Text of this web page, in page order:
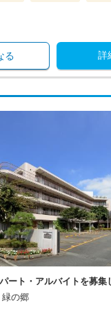
詳
る
ート・アルバイトを募集
の郷